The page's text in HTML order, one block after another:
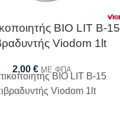
BIO LIT B-15
Viodom 1lt
2,00 € ΜΕ ΦΠΑ
BIO LIT B-15
Viodom 1lt